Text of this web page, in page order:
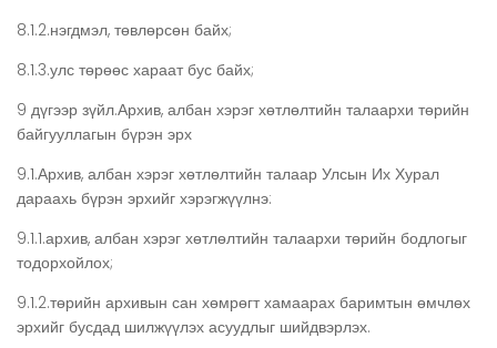
8.1.2.нэгдмэл, төвлөрсөн байх;
8.1.3.улс төрөөс хараат бус байх;
9 дүгээр зүйл.Архив, албан хэрэг хөтлөлтийн талаархи төрийн
байгууллагын бүрэн эрх
9.1.Архив, албан хэрэг хөтлөлтийн талаар Улсын Их Хурал
дараахь бүрэн эрхийг хэрэгжүүлнэ:
9.1.1.архив, албан хэрэг хөтлөлтийн талаархи төрийн бодлогыг
тодорхойлох;
9.1.2.төрийн архивын сан хөмрөгт хамаарах баримтын өмчлөх
эрхийг бусдад шилжүүлэх асуудлыг шийдвэрлэх.